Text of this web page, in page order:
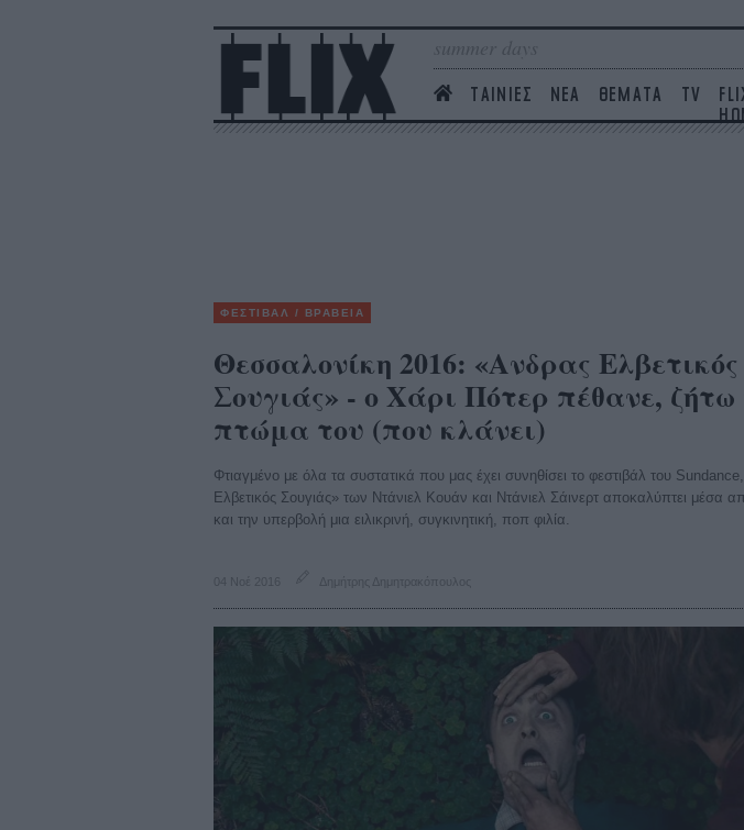
summer days
ΤΑΙΝΙΕΣ ΝΕΑ ΘΕΜΑΤΑ TV
ΦΕΣΤΙΒΑΛ / ΒΡΑΒΕΙΑ
Θεσσαλονίκη 2016: «Aνδρας Eλβετικός
Σουγιάς» - ο Χάρι Πότερ πέθανε, ζήτω
πτώμα του (που κλάνει)
Φτιαγμένο με όλα τα συστατικά που μας έχει συνηθίσει το φεστιβάλ του
Eλβετικός Σουγιάς» των Ντάνιελ Κουάν και Ντάνιελ Σάινερτ αποκαλύπτει μέσα
και την υπερβολή μια ειλικρινή, συγκινητική, ποπ φιλία.
04 Νοέ 2016 Δημήτρης Δημητρακόπουλος